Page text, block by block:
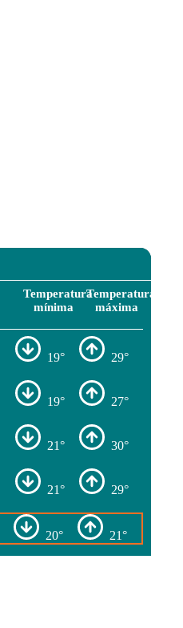
Temperatura
mínima
Temperatura
máxima
19° 29°
19° 27°
21° 30°
21° 29°
20° 21°